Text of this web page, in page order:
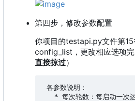
第四步，修改参数配置
你项目的testapi.py文件第15
config_list，更改相应选项
直接掠过）
各参数说明：
* 每次轮数：每启动一次